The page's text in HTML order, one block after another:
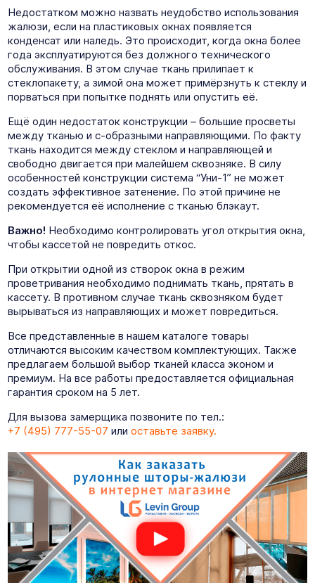
Недостатком можно назвать неудобство использования
жалюзи, если на пластиковых окнах появляется
конденсат или наледь. Это происходит, когда окна более
года эксплуатируются без должного технического
обслуживания. В этом случае ткань прилипает к
стеклопакету, а зимой она может примёрзнуть к стеклу и
порваться при попытке поднять или опустить её.
Ещё один недостаток конструкции – большие просветы
между тканью и с-образными направляющими. По факту
ткань находится между стеклом и направляющей и
свободно двигается при малейшем сквозняке. В силу
особенностей конструкции система “Уни-1” не может
создать эффективное затенение. По этой причине не
рекомендуется её исполнение с тканью блэкаут.
Важно! Необходимо контролировать угол открытия окна,
чтобы кассетой не повредить откос.
При открытии одной из створок окна в режим
проветривания необходимо поднимать ткань, прятать в
кассету. В противном случае ткань сквозняком будет
вырываться из направляющих и может повредиться.
Все представленные в нашем каталоге товары
отличаются высоким качеством комплектующих. Также
предлагаем большой выбор тканей класса эконом и
премиум. На все работы предоставляется официальная
гарантия сроком на 5 лет.
Для вызова замерщика позвоните по тел.:
+7 (495) 777-55-07 или оставьте заявку.